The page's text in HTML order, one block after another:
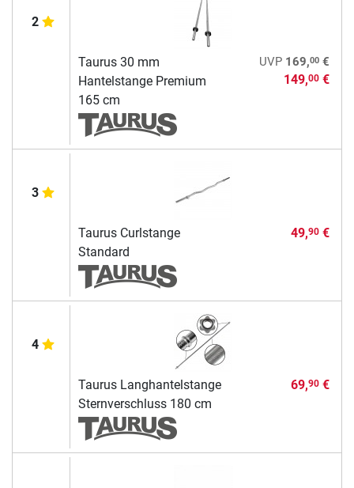
2
Taurus 30 mm
Hantelstange Premium
165 cm
UVP 169,00€
149,00€
3
Taurus Curlstange
Standard
49,90€
4
Taurus Langhantelstange
Sternverschluss 180 cm
69,90€